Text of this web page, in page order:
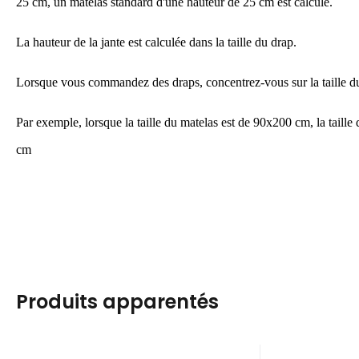
La hauteur de la jante est calculée dans la taille du drap.
Lorsque vous commandez des draps, concentrez-vous sur la taille
Par exemple, lorsque la taille du matelas est de 90x200 cm, la
cm
Produits apparentés